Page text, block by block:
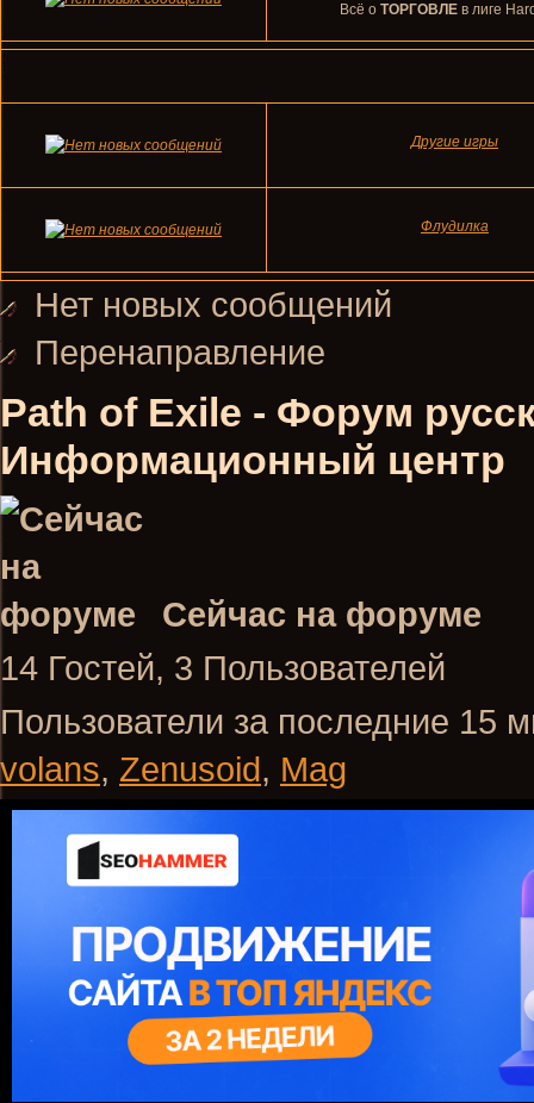
Всё о ТОРГОВЛЕ в лиге
Другие игры
Флудилка
Нет новых сообщений
Перенаправление
Path of Exile - Форум
Информационный центр
Сейчас на форуме
14 Гостей, 3 Пользователей
Пользователи за последние 15
volans, Zenusoid, Mag